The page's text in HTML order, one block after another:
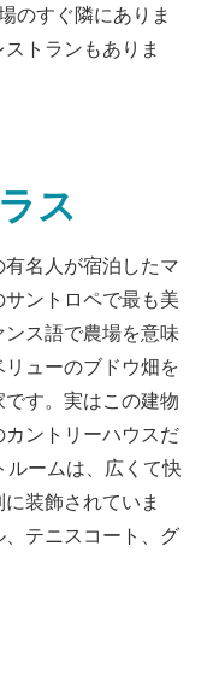
のすぐ隣にありま
トランもありま
ス
名人が宿泊したマ
ントロペで最も美
ス語で農場を意味
ューのブドウ畑を
す。実はこの建物
ントリーハウスだ
ルームは、広くて快
装飾されていま
テニスコート、グ